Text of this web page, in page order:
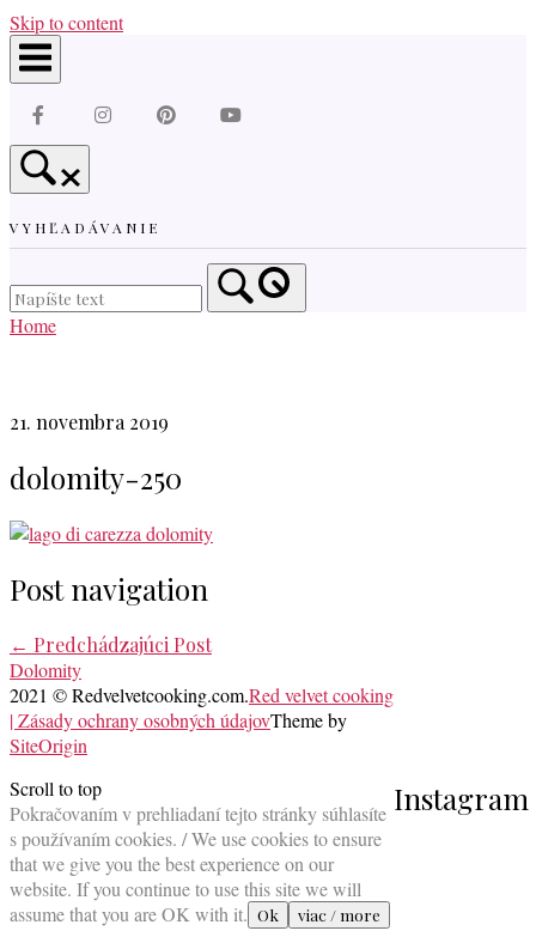
Skip to content
VYHĽADÁVANIE
Home
21. novembra 2019
dolomity-250
Post navigation
← Predchádzajúci Post
Dolomity
Instagram
2021 © Redvelvetcooking.com.Red velvet cooking
| Zásady ochrany osobných údajovTheme by
SiteOrigin
Scroll to top
Pokračovaním v prehliadaní tejto stránky súhlasíte
s používaním cookies. / We use cookies to ensure
that we give you the best experience on our
website. If you continue to use this site we will
assume that you are OK with it. Ok viac / more